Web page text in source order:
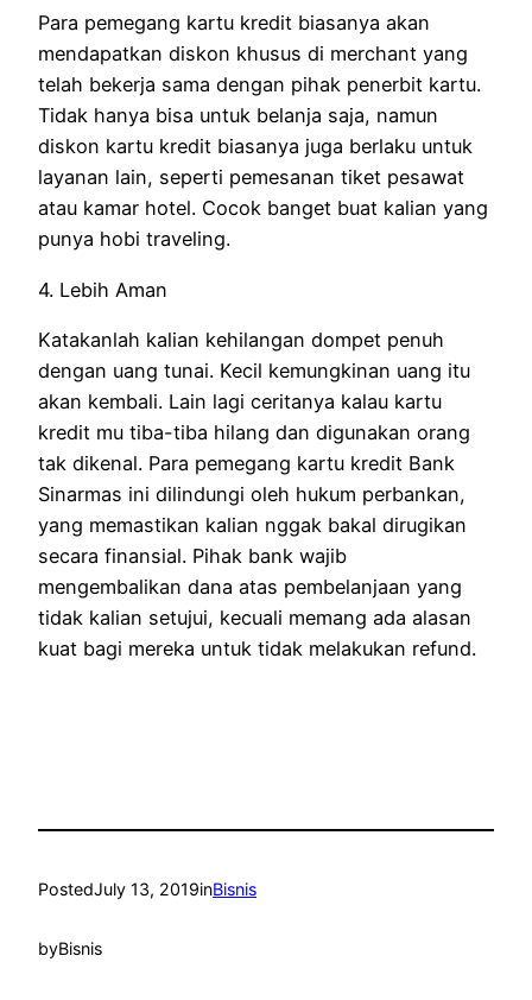
Para pemegang kartu kredit biasanya akan
mendapatkan diskon khusus di merchant yang
telah bekerja sama dengan pihak penerbit kartu.
Tidak hanya bisa untuk belanja saja, namun
diskon kartu kredit biasanya juga berlaku untuk
layanan lain, seperti pemesanan tiket pesawat
atau kamar hotel. Cocok banget buat kalian yang
punya hobi traveling.
4. Lebih Aman
Katakanlah kalian kehilangan dompet penuh
dengan uang tunai. Kecil kemungkinan uang itu
akan kembali. Lain lagi ceritanya kalau kartu
kredit mu tiba-tiba hilang dan digunakan orang
tak dikenal. Para pemegang kartu kredit Bank
Sinarmas ini dilindungi oleh hukum perbankan,
yang memastikan kalian nggak bakal dirugikan
secara finansial. Pihak bank wajib
mengembalikan dana atas pembelanjaan yang
tidak kalian setujui, kecuali memang ada alasan
kuat bagi mereka untuk tidak melakukan refund.
PostedJuly 13, 2019inBisnis
byBisnis